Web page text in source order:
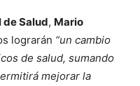
Salud, Mario
lograrán “un cambio
de salud, sumando
mejorar la